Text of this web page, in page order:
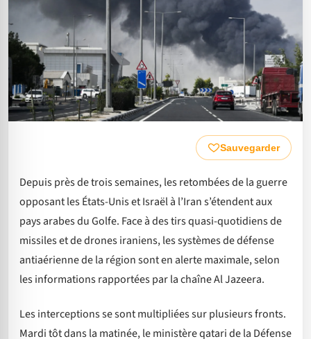
Sauvegarder
Depuis près de trois semaines, les retombées de la guerre
opposant les États-Unis et Israël à l’Iran s’étendent aux
pays arabes du Golfe. Face à des tirs quasi-quotidiens de
missiles et de drones iraniens, les systèmes de défense
antiaérienne de la région sont en alerte maximale, selon
les informations rapportées par la chaîne Al Jazeera.
Les interceptions se sont multipliées sur plusieurs fronts.
Mardi tôt dans la matinée, le ministère qatari de la Défense